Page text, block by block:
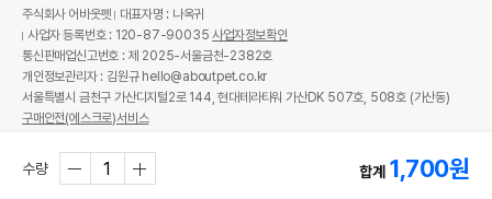
수량 합계 1,700원
주식회사 어바웃펫
대표자명 : 나옥귀
사업자 등록번호 : 120-87-90035사업자정보확인
통신판매업신고번호 : 제 2025-서울금천-2382호
개인정보관리자 : 김원규 hello@aboutpet.co.kr
서울특별시 금천구 가산디지털2로 144, 현대테라타워 가산DK 507호, 508호 (가산동)
구매안전(에스크로)서비스